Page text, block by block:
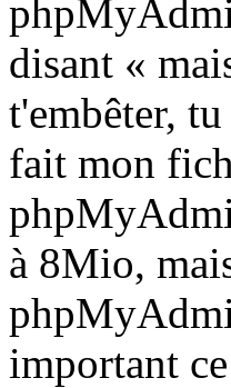
disant «
t'embêter,
fait mon
à 8Mio,
important